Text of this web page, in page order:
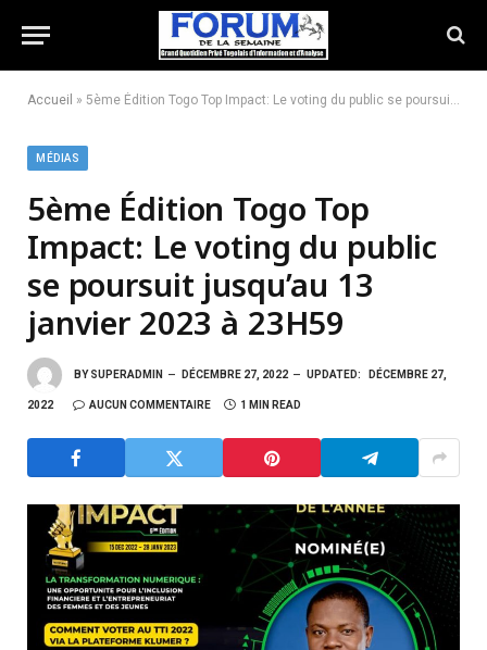
Accueil » 5ème Édition Togo Top Impact: Le voting du public se poursuit jusqu’au 13 janvier 2023 à 23H59
MÉDIAS
5ème Édition Togo Top
Impact: Le voting du public
se poursuit jusqu’au 13
janvier 2023 à 23H59
BY SUPERADMIN DÉCEMBRE 27, 2022 UPDATED: DÉCEMBRE 27,
2022 AUCUN COMMENTAIRE 1 MIN READ